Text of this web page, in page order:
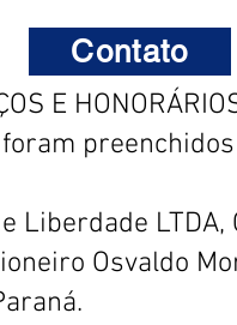
Contato
E
Liberdade LTDA,
Osvaldo